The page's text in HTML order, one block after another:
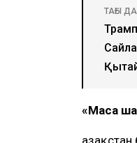
ТАҒЫ
Трамп
«Маса